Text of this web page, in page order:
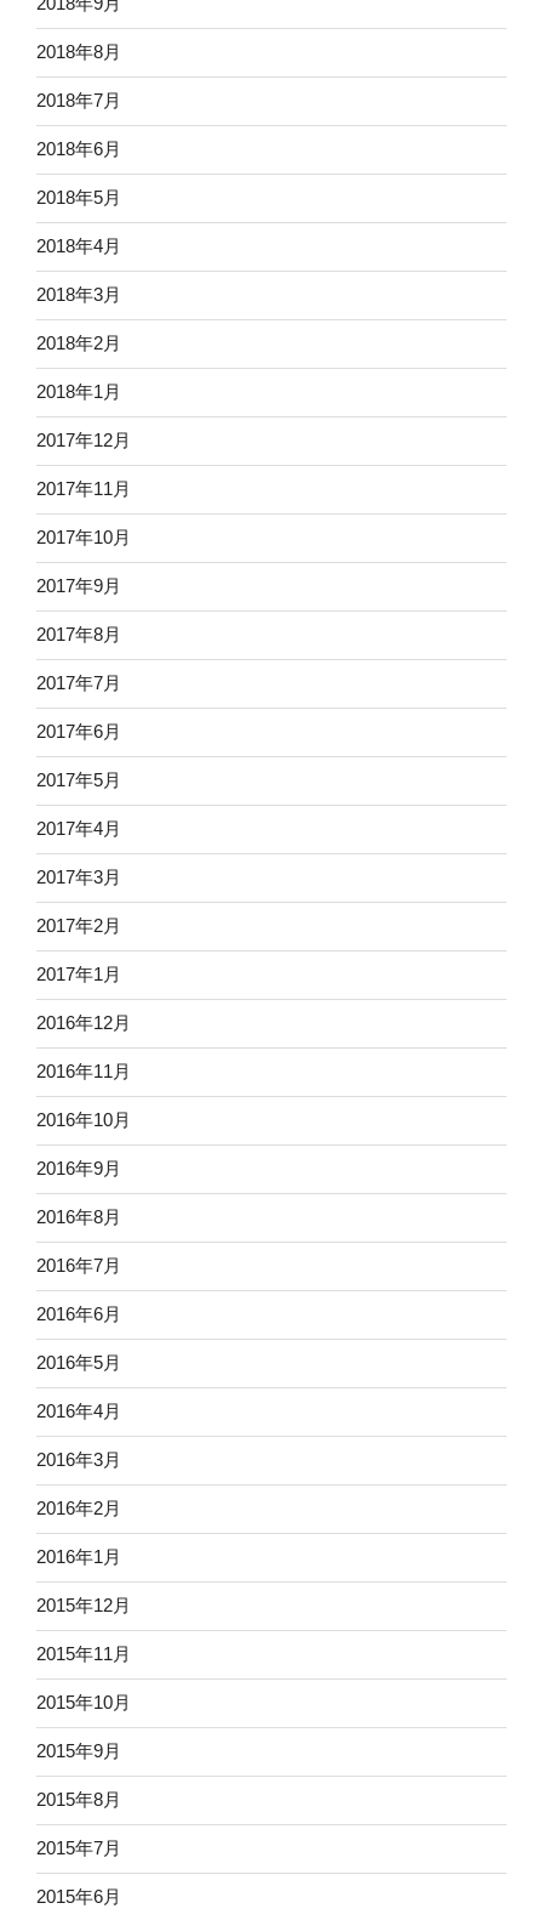
2018年8月
2018年7月
2018年6月
2018年5月
2018年4月
2018年3月
2018年2月
2018年1月
2017年12月
2017年11月
2017年10月
2017年9月
2017年8月
2017年7月
2017年6月
2017年5月
2017年4月
2017年3月
2017年2月
2017年1月
2016年12月
2016年11月
2016年10月
2016年9月
2016年8月
2016年7月
2016年6月
2016年5月
2016年4月
2016年3月
2016年2月
2016年1月
2015年12月
2015年11月
2015年10月
2015年9月
2015年8月
2015年7月
2015年6月